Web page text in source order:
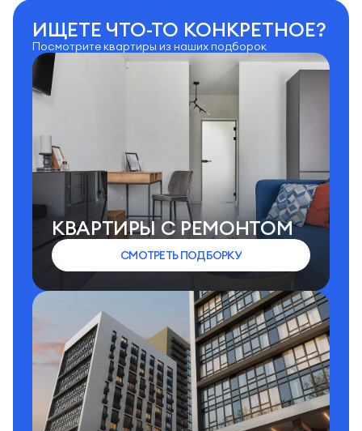
ИЩЕТЕ ЧТО-ТО КОНКРЕТНОЕ?
Посмотрите квартиры из наших подборок
КВАРТИРЫ C РЕМОНТОМ
СМОТРЕТЬ ПОДБОРКУ